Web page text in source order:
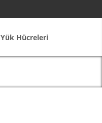
Yük Hücreleri